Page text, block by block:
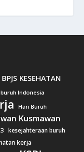
BPJS KESEHATAN
buruh Indonesia
Hari Buruh
Kusmawan
kesejahteraan buruh
kerja